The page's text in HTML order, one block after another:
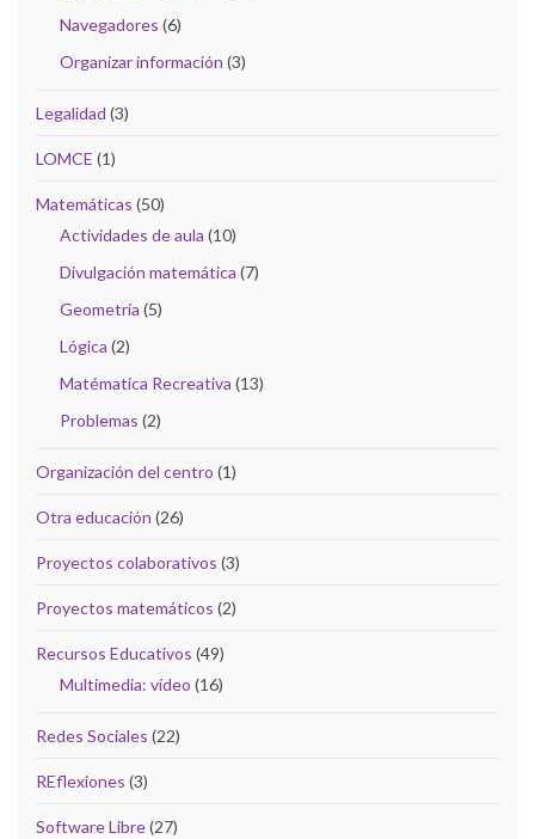
Navegadores (6)
Organizar información (3)
Legalidad (3)
LOMCE (1)
Matemáticas (50)
Actividades de aula (10)
Divulgación matemática (7)
Geometría (5)
Lógica (2)
Matématica Recreativa (13)
Problemas (2)
Organización del centro (1)
Otra educación (26)
Proyectos colaborativos (3)
Proyectos matemáticos (2)
Recursos Educativos (49)
Multimedia: vídeo (16)
Redes Sociales (22)
REflexiones (3)
Software Libre(27)